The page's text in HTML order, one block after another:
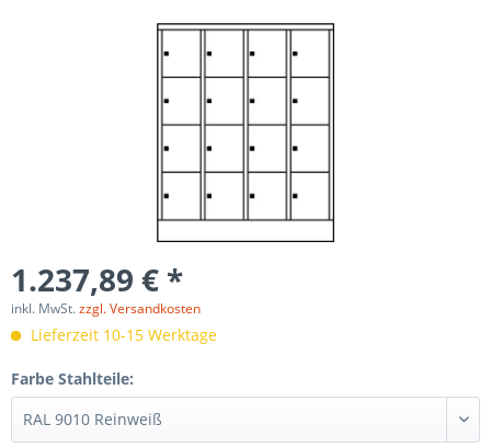
1.237,89 € *
inkl. MwSt.zzgl. Versandkosten
Lieferzeit 10-15 Werktage
Farbe Stahlteile: